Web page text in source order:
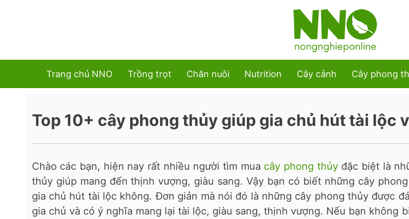
Trang chủ NNO Trồng trọt Chăn nuôi Nutrition Cây cảnh Cây phong
Top 10+ cây phong thủy giúp gia chủ hút tài lộc
Chào các bạn, hiện nay rất nhiều người tìm mua cây phong thủyđặc biệt là
thủy giúp mang đến thịnh vượng, giàu sang. Vậy bạn có biết những cây
gia chủ hút tài lộc không. Đơn giản mà nói đó là những cây phong thủy được
gia chủ và có ý nghĩa mang lại tài lộc, giàu sang, thịnh vượng. Nếu bạn không